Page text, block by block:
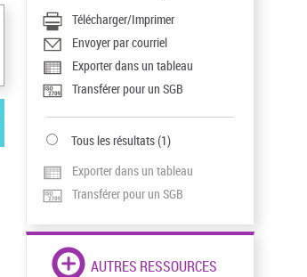
Télécharger/Imprimer
Envoyer par courriel
Exporter dans un tableau
Transférer pour un SGB
Tous les résultats(1)
Exporter dans un tableau
Transférer pour un SGB
AUTRES RESSOURCES